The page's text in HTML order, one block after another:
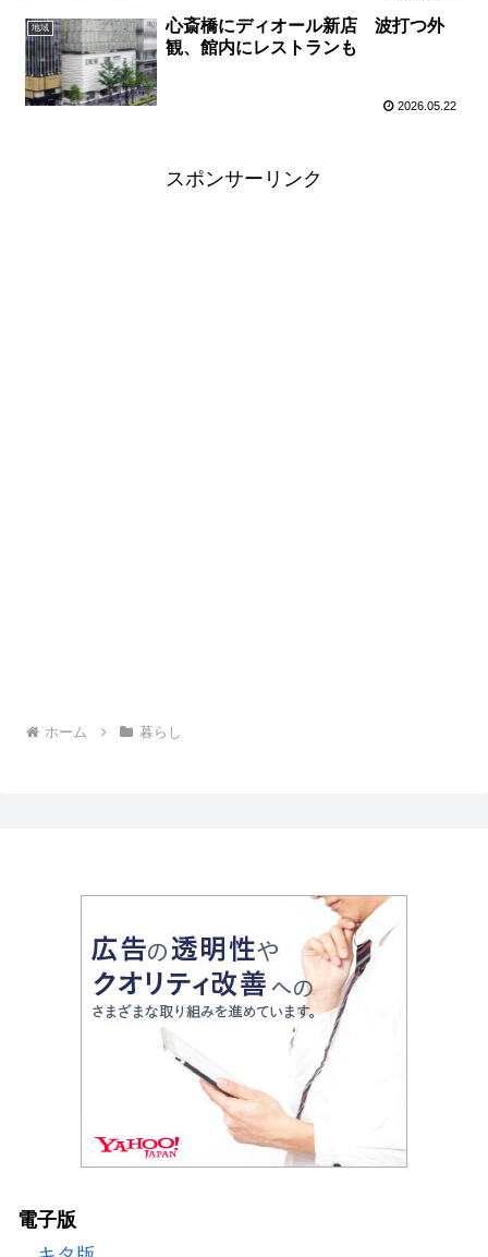
地域
心斎橋にディオール新店 波打つ外
観、館内にレストランも
2026.05.22
スポンサーリンク
ホーム 暮らし
電子版